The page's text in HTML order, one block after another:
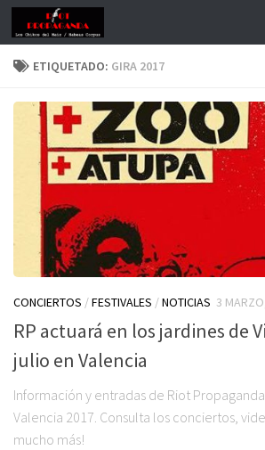
ETIQUETADO: GIRA 2017
CONCIERTOS /FESTIVALES /NOTICIAS 3
RP actuará en los jardines de
julio en Valencia
Información y entradas de Riot
Valencia 2017. Consulta los conciertos,
mucho más!